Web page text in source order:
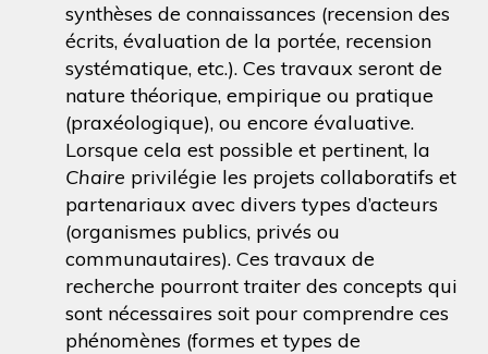
synthèses de connaissances (recension des
écrits, évaluation de la portée, recension
systématique, etc.). Ces travaux seront de
nature théorique, empirique ou pratique
(praxéologique), ou encore évaluative.
Lorsque cela est possible et pertinent, la
Chaire privilégie les projets collaboratifs et
partenariaux avec divers types d’acteurs
(organismes publics, privés ou
communautaires). Ces travaux de
recherche pourront traiter des concepts qui
sont nécessaires soit pour comprendre ces
phénomènes (formes et types de